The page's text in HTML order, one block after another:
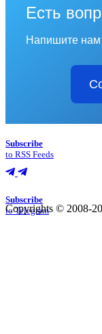
Есть
Напишите нам
Subscribe
to RSS Feeds
Subscribe
to Telegram
Copyrights © 2008-